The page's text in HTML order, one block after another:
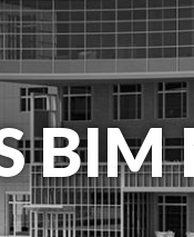
BIM